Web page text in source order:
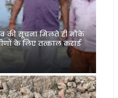
की सूचना मिलते ही मौके
के लिए तत्काल कराई